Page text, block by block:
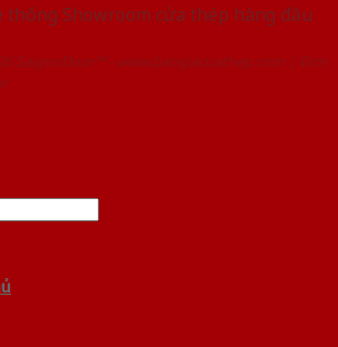
thống Showroom cửa thép hàng đầu
SaigonDoor™ - www.baogiacuathep.com | Đơn